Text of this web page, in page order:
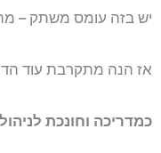
יש בזה עומס משתק –
אז הנה מתקרבת עוד
כמדריכה וחונכת